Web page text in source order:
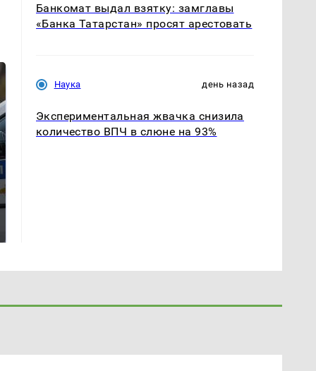
Банкомат выдал взятку: замглавы
«Банка Татарстан» просят арестовать
Наука день назад
Экспериментальная жвачка снизила
количество ВПЧ в слюне на 93%